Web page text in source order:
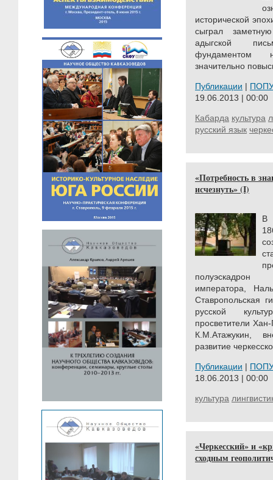
исторической
сыграл
адыгской
фундаментом
значительно
Публикации |
19.06.2013 | 00:00
Кабарда культура
русский язык
«Потребность в
исчезнуть» (I)
В
полуэскадрон
императора,
Ставропольская
русской
просветители
К.М.Атажукин,
развитие
Публикации |
18.06.2013 | 00:00
культура
«Черкесский» и
сходным